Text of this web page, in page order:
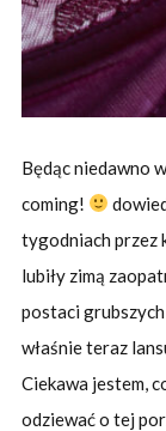
Będąc niedawno
coming!
tygodniach przez
lubiły zimą
postaci
właśnie teraz
Ciekawa jestem,
odziewać o tej